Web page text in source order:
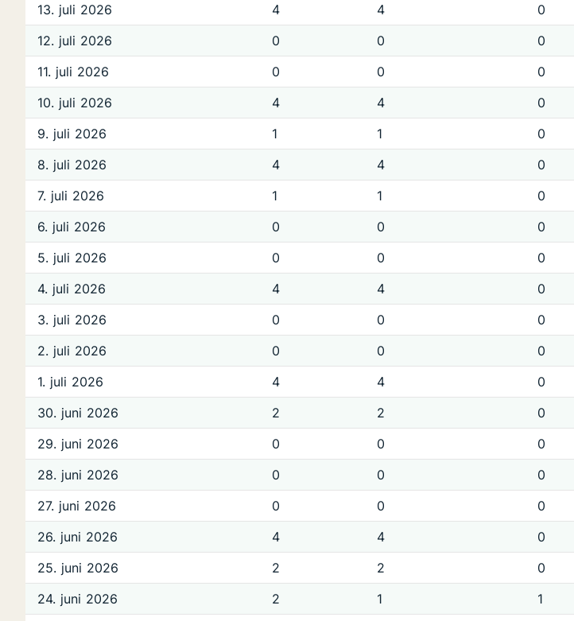
13. juli 2026
4 4 0
12. juli 2026
0 0 0
11. juli 2026
0 0 0
10. juli 2026
4 4 0
9. juli 2026
1 1 0
8. juli 2026
4 4 0
7. juli 2026
1 1 0
6. juli 2026
0 0 0
5. juli 2026
0 0 0
4. juli 2026
4 4 0
3. juli 2026
0 0 0
2. juli 2026
0 0 0
1. juli 2026
4 4 0
30. juni 2026
2 2 0
29. juni 2026
0 0 0
28. juni 2026
0 0 0
27. juni 2026
0 0 0
26. juni 2026
4 4 0
25. juni 2026
2 2 0
24. juni 2026
2 1 1